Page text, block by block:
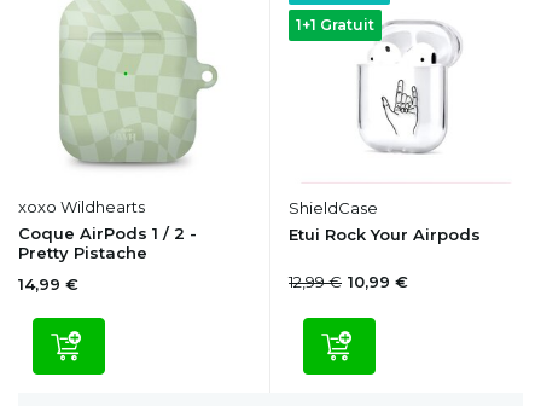
xoxo Wildhearts
Coque AirPods 1 / 2 -
Pretty Pistache
14,99 €
1+1 Gratuit
ShieldCase
Etui Rock Your Airpods
12,99 € 10,99 €